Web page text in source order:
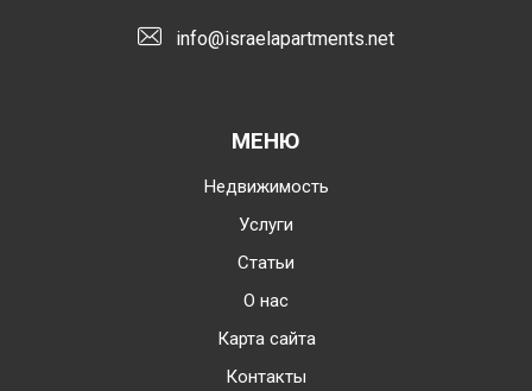
info@israelapartments.net
МЕНЮ
Недвижимость
Услуги
Статьи
О нас
Карта сайта
Контакты